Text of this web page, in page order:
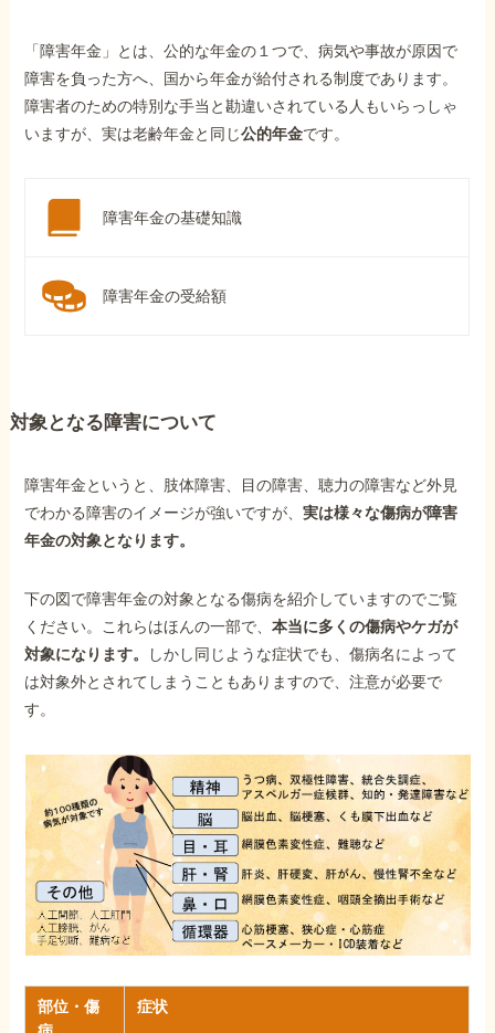
「障害年金」とは、公的な年金の１つで、病気や事故が原因で
障害を負った方へ、国から年金が給付される制度であります。
障害者のための特別な手当と勘違いされている人もいらっしゃ
いますが、実は老齢年金と同じ公的年金です。
障害年金の基礎知識
障害年金の受給額
対象となる障害について
障害年金というと、肢体障害、目の障害、聴力の障害など外見
でわかる障害のイメージが強いですが、実は様々な傷病が障害
年金の対象となります。
下の図で障害年金の対象となる傷病を紹介していますのでご覧
ください。これらはほんの一部で、本当に多くの傷病やケガが
対象になります。
しかし同じような症状でも、傷病名によって
は対象外とされてしまうこともありますので、注意が必要で
す。
部位・傷
症状